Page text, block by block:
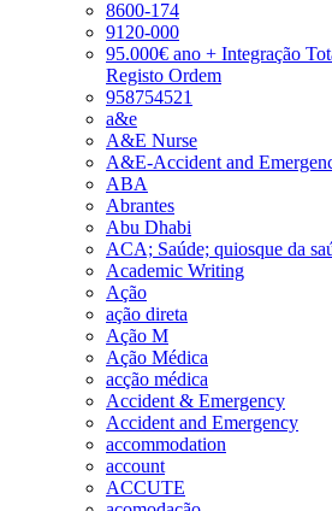
8600-174
9120-000
95.000€ ano + Integração
Registo Ordem
958754521
a&e
A&E Nurse
A&E-Accident and
ABA
Abrantes
Abu Dhabi
ACA; Saúde; quiosque da
Academic Writing
Ação
ação direta
Ação M
Ação Médica
acção médica
Accident & Emergency
Accident and Emergency
accommodation
account
ACCUTE